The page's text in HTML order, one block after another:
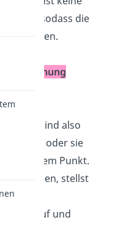
sodass die
werden.
Lagebeziehung
sind also
oder sie
in einem Punkt.
stellst
auf und